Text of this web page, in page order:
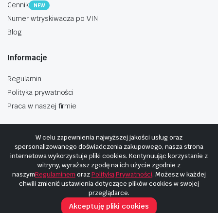
Cennik
NEW
Numer wtryskiwacza po VIN
Blog
Informacje
Regulamin
Polityka prywatności
Praca w naszej firmie
Copyright © 2025 Hosting i budowa Cyberplaneta.pl
W celu zapewnienia najwyższej jakości usług oraz
spersonalizowanego doświadczenia zakupowego, nasza strona
internetowa wykorzystuje pliki cookies. Kontynuując korzystanie z
witryny, wyrażasz zgodę na ich użycie zgodnie z
naszymRegulaminem orazPolityką Prywatności. Możesz w każdej
chwili zmienić ustawienia dotyczące plików cookies w swojej
przeglądarce.
Akceptuję pliki cookies